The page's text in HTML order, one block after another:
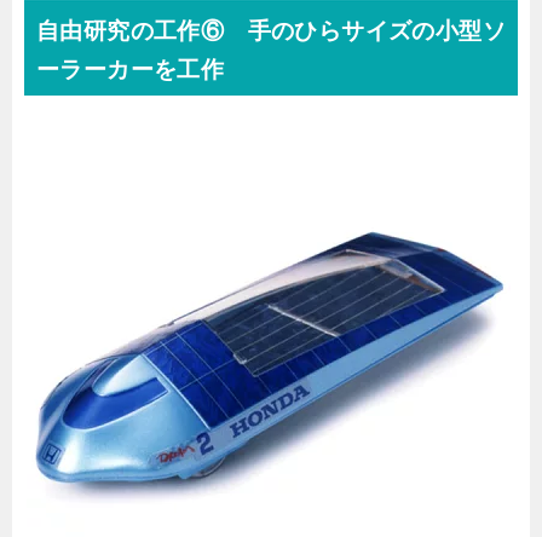
自由研究の工作⑥ 手のひらサイズの小型ソ
ーラーカーを工作